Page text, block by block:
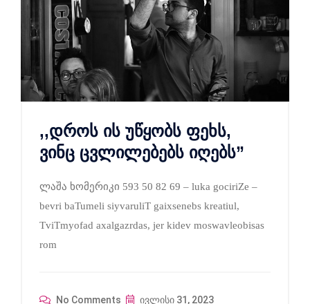
,,დროს ის უწყობს ფეხს,
ვინც ცვლილებებს იღებს”
ლაშა ხომერიკი 593 50 82 69 – luka gociriZe –
bevri baTumeli siyvaruliT gaixsenebs kreatiul,
TviTmyofad axalgazrdas, jer kidev moswavleobisas
rom
No Comments ივლისი 31, 2023